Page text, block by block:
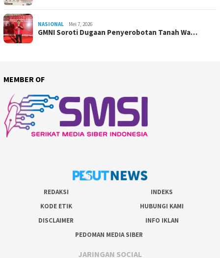
NASIONAL Mei 7, 2026
GMNI Soroti Dugaan Penyerobotan Tanah Wa…
MEMBER OF
REDAKSI
INDEKS
KODE ETIK
HUBUNGI KAMI
DISCLAIMER
INFO IKLAN
PEDOMAN MEDIA SIBER
JARINGAN SOCIAL